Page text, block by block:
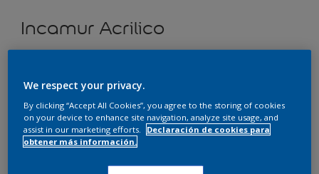
Incamur Acrilico
Tamaño
We respect your privacy.
By clicking “Accept All Cookies”, you agree to the storing of cookies
on your device to enhance site navigation, analyze site usage, and
assist in our marketing efforts.
Declaración de cookies para
obtener más información.